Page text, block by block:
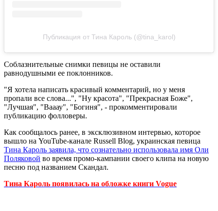
Публикация от Тина Кароль (@tina_karol)
Соблазнительные снимки певицы не оставили
равнодушными ее поклонников.
"Я хотела написать красивый комментарий, но у меня
пропали все слова...", "Ну красота", "Прекрасная Боже",
"Лучшая", "Вааау", "Богиня", - прокомментировали
публикацию фолловеры.
Как сообщалось ранее, в эксклюзивном интервью, которое
вышло на YouTube-канале Russell Blog, украинская певица
Тина Кароль заявила, что сознательно использовала имя Оли
Поляковой во время промо-кампании своего клипа на новую
песню под названием Скандал.
Тина Кароль появилась на обложке книги Vogue